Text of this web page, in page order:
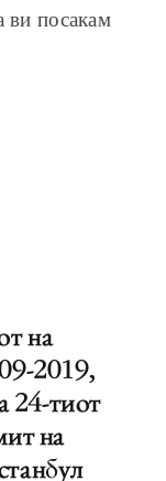
ви посакам
на
2019,
24-тиот
на